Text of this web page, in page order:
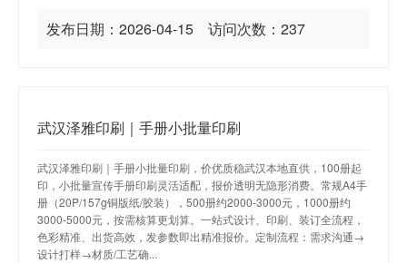
发布日期：2026-04-15 访问次数：237
武汉泽雅印刷｜手册小批量印刷
武汉泽雅印刷｜手册小批量印刷，价优质稳武汉本地直供，100册起
印，小批量宣传手册印刷灵活适配，报价透明无隐形消费。常规A4手
册（20P/157g铜版纸/胶装），500册约2000-3000元，1000册约
3000-5000元，按需核算更划算。一站式设计、印刷、装订全流程，
色彩精准、出货高效，发参数即出精准报价。定制流程：需求沟通→
设计打样→材质/工艺确...